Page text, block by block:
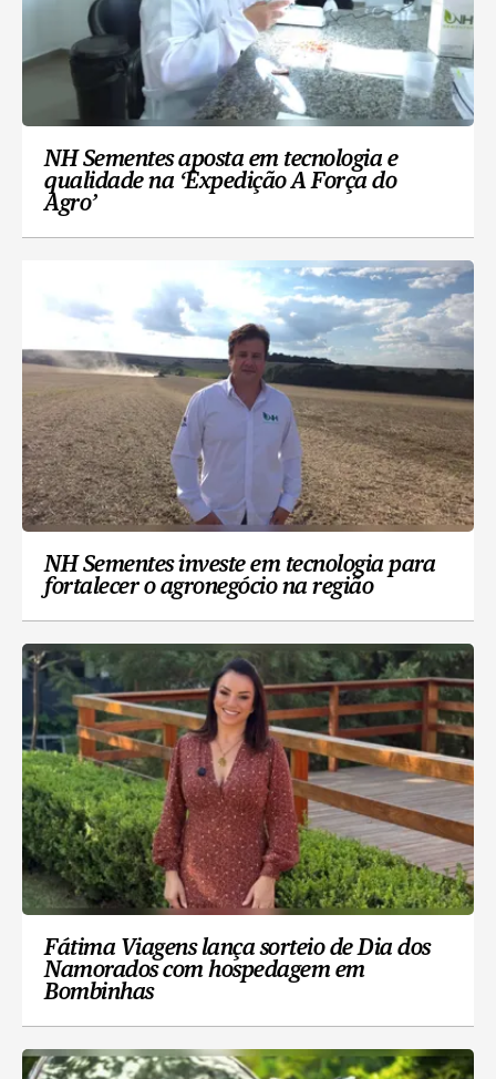
NH Sementes aposta em tecnologia e
qualidade na ‘Expedição A Força do
Agro’
NH Sementes investe em tecnologia para
fortalecer o agronegócio na região
Fátima Viagens lança sorteio de Dia dos
Namorados com hospedagem em
Bombinhas